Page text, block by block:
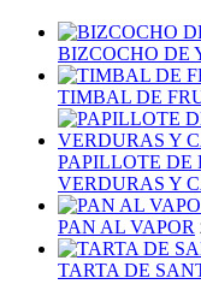
BIZCOCHO DE
TIMBAL DE
PAPILLOTE DE
VERDURAS Y
PAN AL VAPOR
TARTA DE